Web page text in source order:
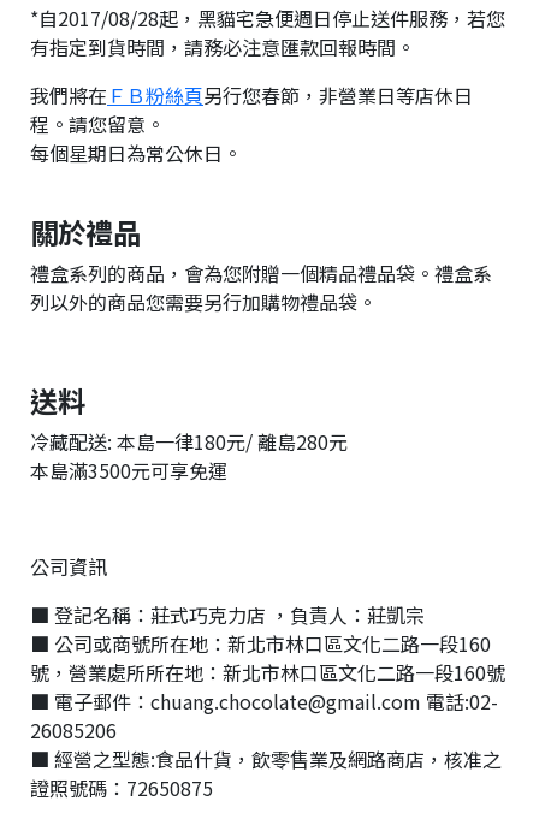
*自2017/08/28起，黑貓宅急便週日停止送件服務，若您
有指定到貨時間，請務必注意匯款回報時間。
我們將在 ＦＢ粉絲頁另行您春節，非營業日等店休日
程。請您留意。
每個星期日為常公休日。
關於禮品
禮盒系列的商品，會為您附贈一個精品禮品袋。禮盒系
列以外的商品您需要另行加購物禮品袋。
送料
冷藏配送: 本島一律180元/ 離島280元
本島滿3500元可享免運
公司資訊
■ 登記名稱：莊式巧克力店 ，負責人：莊凱宗
■ 公司或商號所在地：新北市林口區文化二路一段160
號，營業處所所在地：新北市林口區文化二路一段160號
■ 電子郵件：chuang.chocolate@gmail.com 電話:02-
26085206
■ 經營之型態:食品什貨，飲零售業及網路商店，核准之
證照號碼：72650875